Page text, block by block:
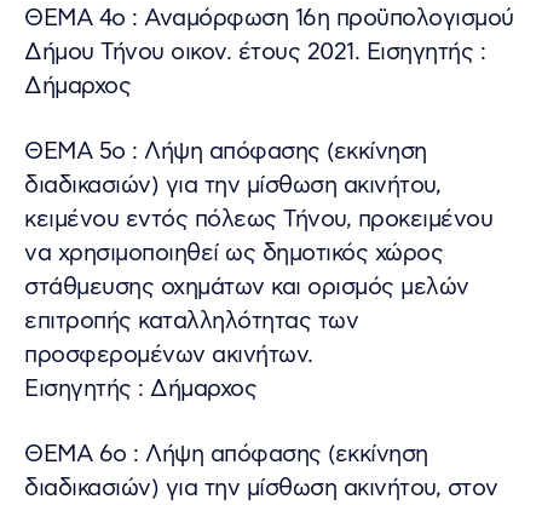
ΘΕΜΑ 4ο : Αναμόρφωση 16η προϋπολογισμού
Δήμου Τήνου οικον. έτους 2021. Εισηγητής :
Δήμαρχος
ΘΕΜΑ 5ο : Λήψη απόφασης (εκκίνηση
διαδικασιών) για την μίσθωση ακινήτου,
κειμένου εντός πόλεως Τήνου, προκειμένου
να χρησιμοποιηθεί ως δημοτικός χώρος
στάθμευσης οχημάτων και ορισμός μελών
επιτροπής καταλληλότητας των
προσφερομένων ακινήτων.
Εισηγητής : Δήμαρχος
ΘΕΜΑ 6ο : Λήψη απόφασης (εκκίνηση
διαδικασιών) για την μίσθωση ακινήτου, στον